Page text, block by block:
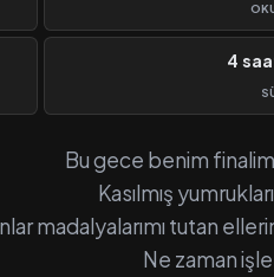
4
Bu gece benim
Kasılmış
madalyalarımı tutan
Ne zaman